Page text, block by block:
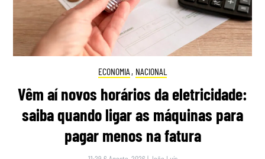
ECONOMIA , NACIONAL
Vêm aí novos horários da eletricidade:
saiba quando ligar as máquinas para
pagar menos na fatura